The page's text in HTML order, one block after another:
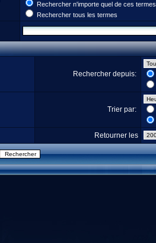
Rechercher n'importe quel de ces termes
Rechercher tous les termes
Rechercher depuis:
Trier par:
Retourner les